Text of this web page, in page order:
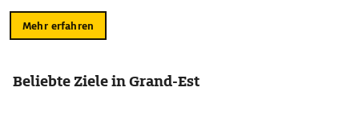
Mehr erfahren
Beliebte Ziele in Grand-Est